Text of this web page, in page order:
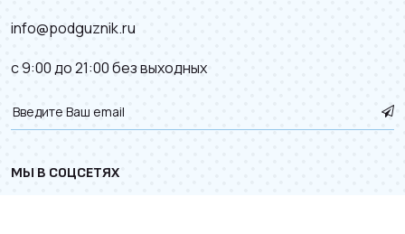
info@podguznik.ru
с 9:00 до 21:00 без выходных
МЫ В СОЦСЕТЯХ